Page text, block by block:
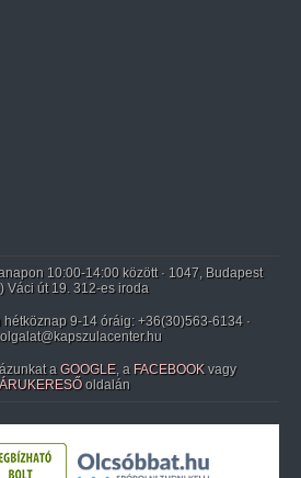
10:00-14:00 között · 1047, Budapest
Váci út 19. 312-es iroda
9-14 óráig: +36(30)563-6134 ·
a GOOGLE, a FACEBOOK vagy
ÁRUKERESŐ oldalán